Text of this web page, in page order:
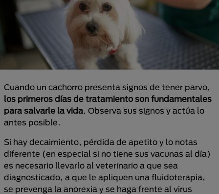
Cuando un cachorro presenta signos de tener parvo,
los primeros días de tratamiento son fundamentales
para salvarle la vida. Observa sus signos y actúa lo
antes posible.
Si hay decaimiento, pérdida de apetito y lo notas
diferente (en especial si no tiene sus vacunas al día)
es necesario llevarlo al veterinario a que sea
diagnosticado, a que le apliquen una fluidoterapia,
se prevenga la anorexia y se haga frente al virus